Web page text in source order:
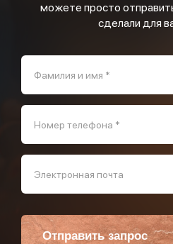
можете просто
сделали для
Фамилия и имя *
Номер телефона *
Электронная почта
Отправить запрос